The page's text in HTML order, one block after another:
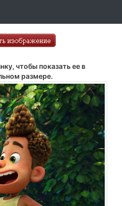
чтобы показать ее в
размере.